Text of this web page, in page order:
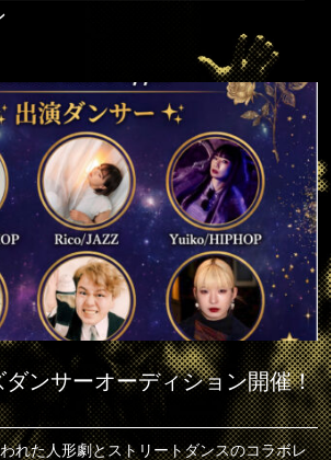
ダンサーオーディション開催！
れた人形劇とストリートダンスのコラボレ